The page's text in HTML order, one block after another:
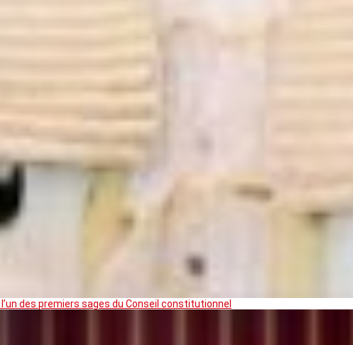
des premiers sages du Conseil constitutionnel